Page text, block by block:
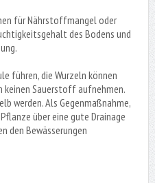
für Nährstoffmangel oder
des Bodens und
führen, die Wurzeln können
keinen Sauerstoff aufnehmen.
werden. Als Gegenmaßnahme,
über eine gute Drainage
den Bewässerungen